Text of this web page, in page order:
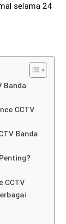
selama 24
Banda
CCTV
Banda
CCTV